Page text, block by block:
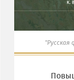
"Русская